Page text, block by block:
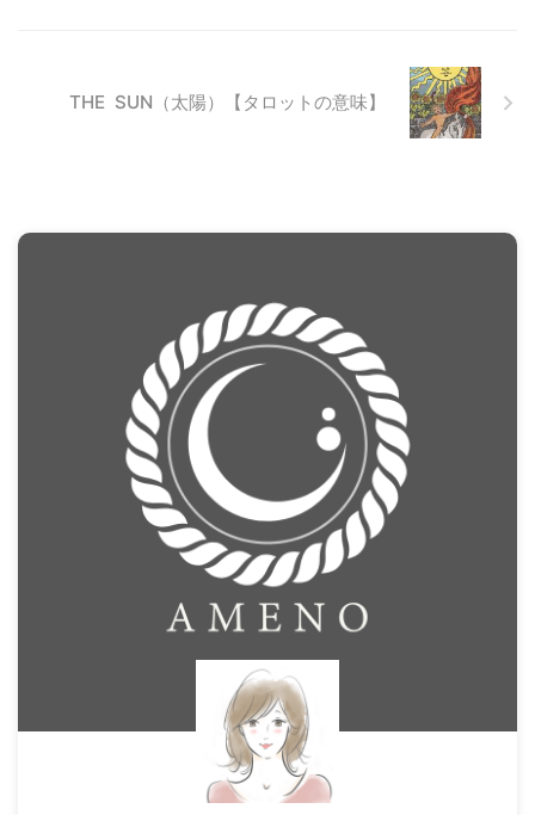
THE SUN（太陽）【タロットの意味】